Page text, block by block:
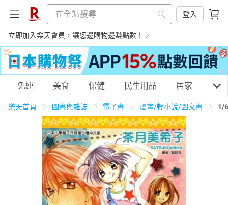
登入
立即加入樂天會員，讓您邊購物邊賺點數！
購物網分類
天天免運 美食蛋糕 養生保健 民生用品
居家生活 3C家電 運動休閒
免運 美食 保健 民生用品 居家 3C
樂天首頁 圖書與雜誌 電子書 漫畫/輕小說/圖文書 1/